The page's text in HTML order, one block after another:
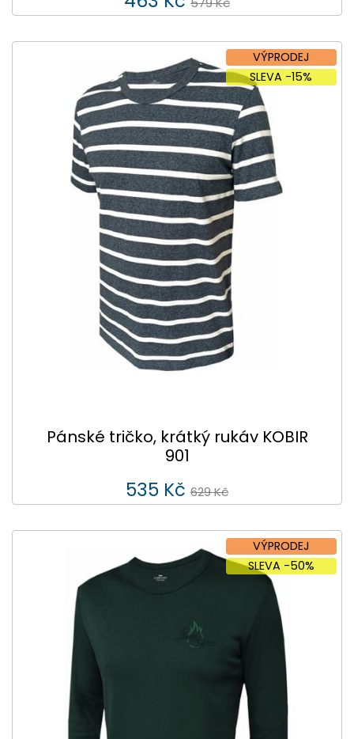
VÝPRODEJ
SLEVA -15%
Pánské tričko, krátký rukáv KOBIR
901
535 Kč 629 Kč
VÝPRODEJ
SLEVA -50%